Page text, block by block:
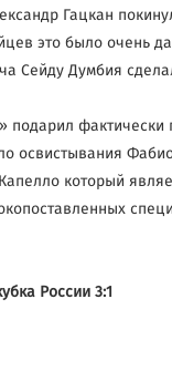
Гацкан
это было очень
Сейду Думбия
подарил
освистывания
который
России 3:1